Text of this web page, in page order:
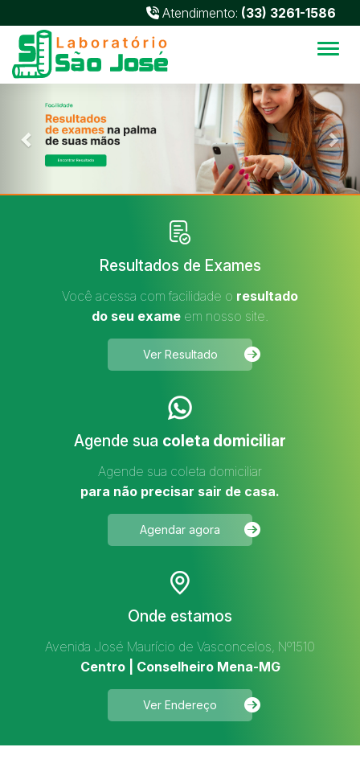
Atendimento: (33) 3261-1586
Resultados de Exames
Você acessa com facilidade o resultado
do seu exame em nosso site.
Ver Resultado
Agende sua coleta domiciliar
Agende sua coleta domiciliar
para não precisar sair de casa.
Agendar agora
Onde estamos
Avenida José Maurício de Vasconcelos, Nº1510
Centro | Conselheiro Mena-MG
Ver Endereço